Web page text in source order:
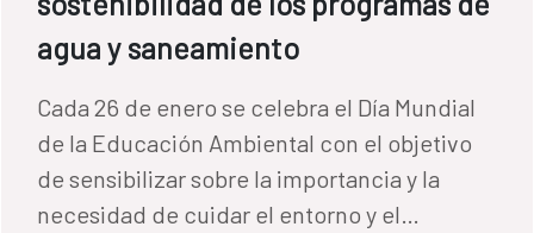
agua y saneamiento
Cada 26 de enero se celebra el Día Mundial
de la Educación Ambiental con el objetivo
de sensibilizar sobre la importancia y la
necesidad de cuidar el entorno y el